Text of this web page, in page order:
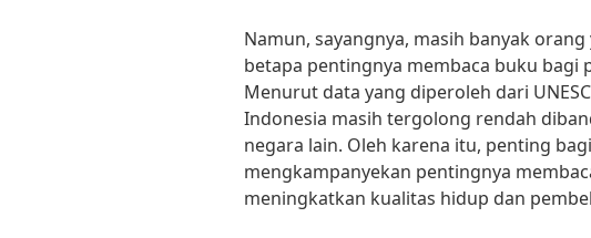
Namun, sayangnya, masih banyak
betapa pentingnya membaca buku bagi
Menurut data yang diperoleh dari
Indonesia masih tergolong rendah
negara lain. Oleh karena itu, penting
mengkampanyekan pentingnya
meningkatkan kualitas hidup dan